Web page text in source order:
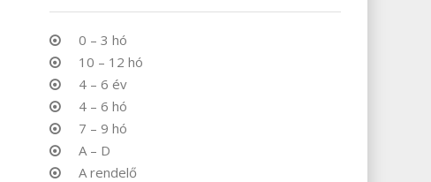
0 – 3 hó
10 – 12 hó
4 – 6 év
4 – 6 hó
7 – 9 hó
A – D
A rendelő